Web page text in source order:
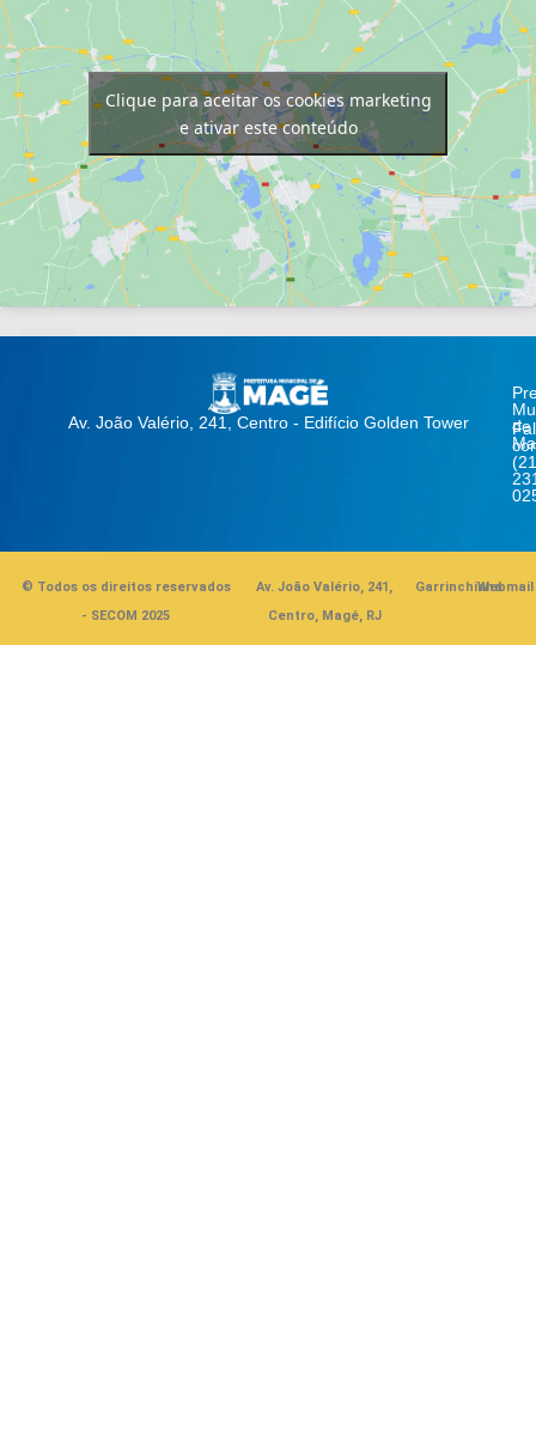
Clique para aceitar os cookies marketing
e ativar este conteúdo
Av. João Valério, 241, Centro - Edifício Golden Tower
de
© Todos os direitos reservados
- SECOM 2025
Av. João Valério, 241,
Centro, Magé, RJ
GarrinchinhaWebmail